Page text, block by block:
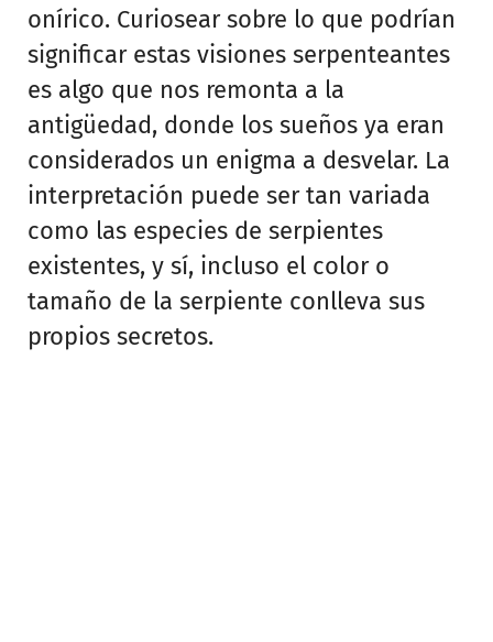
onírico. Curiosear sobre lo que podrían
significar estas visiones serpenteantes
es algo que nos remonta a la
antigüedad, donde los sueños ya eran
considerados un enigma a desvelar. La
interpretación puede ser tan variada
como las especies de serpientes
existentes, y sí, incluso el color o
tamaño de la serpiente conlleva sus
propios secretos.